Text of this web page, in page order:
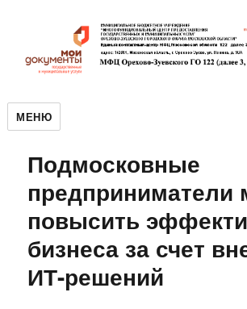
МЕНЮ
Подмосковные
предприниматели
повысить
бизнеса за счет
ИТ-решений